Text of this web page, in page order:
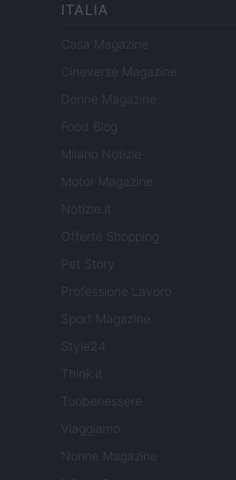
ITALIA
Casa Magazine
Cineverse Magazine
Donne Magazine
Food Blog
Milano Notizie
Motor Magazine
Notizie.it
Offerte Shopping
Pet Story
Professione Lavoro
Sport Magazine
Style24
Think.it
Tuobenessere
Viaggiamo
Nonne Magazine